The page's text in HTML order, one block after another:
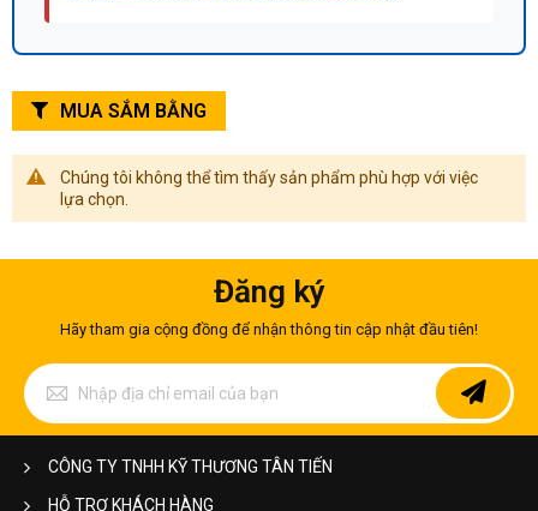
MUA SẮM BẰNG
Chúng tôi không thể tìm thấy sản phẩm phù hợp với việc
lựa chọn.
Đăng ký
Hãy tham gia cộng đồng để nhận thông tin cập nhật đầu tiên!
Đăng
ký
để
nhận
tin
CÔNG TY TNHH KỸ THƯƠNG TÂN TIẾN
HỖ TRỢ KHÁCH HÀNG